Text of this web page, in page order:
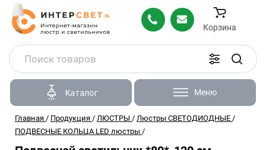
Корзина
Каталог Меню
Главная / Продукция / ЛЮСТРЫ / Люстры СВЕТОДИОДНЫЕ /
ПОДВЕСНЫЕ КОЛЬЦА LED люстры /